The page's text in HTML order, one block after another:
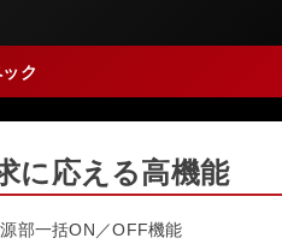
ク
に応える高機能
部一括ON／OFF機能